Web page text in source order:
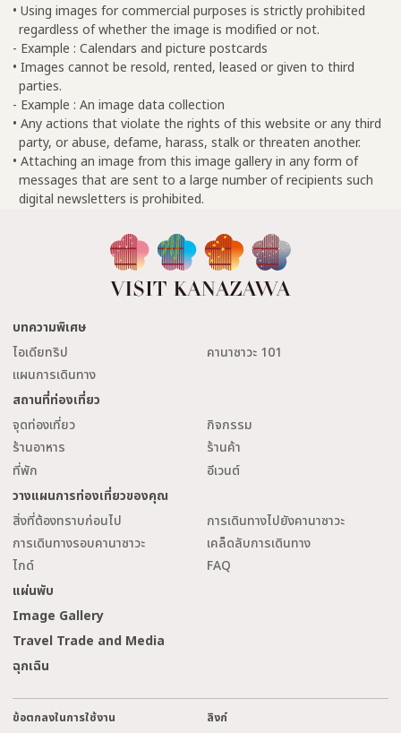
• Using images for commercial purposes is strictly prohibited
regardless of whether the image is modified or not.
- Example : Calendars and picture postcards
• Images cannot be resold, rented, leased or given to third
parties.
- Example : An image data collection
• Any actions that violate the rights of this website or any third
party, or abuse, defame, harass, stalk or threaten another.
• Attaching an image from this image gallery in any form of
messages that are sent to a large number of recipients such
digital newsletters is prohibited.
บทความพิเศษ
ไอเดียทริป
คานาซาวะ 101
แผนการเดินทาง
สถานที่ท่องเที่ยว
จุดท่องเที่ยว
กิจกรรม
ร้านอาหาร
ร้านค้า
ที่พัก
อีเวนต์
วางแผนการท่องเที่ยวของคุณ
สิ่งที่ต้องทราบก่อนไป
การเดินทางไปยังคานาซาวะ
การเดินทางรอบคานาซาวะ
เคล็ดลับการเดินทาง
ไกด์
FAQ
แผ่นพับ
Image Gallery
Travel Trade and Media
ฉุกเฉิน
ข้อตกลงในการใช้งาน ลิงก์